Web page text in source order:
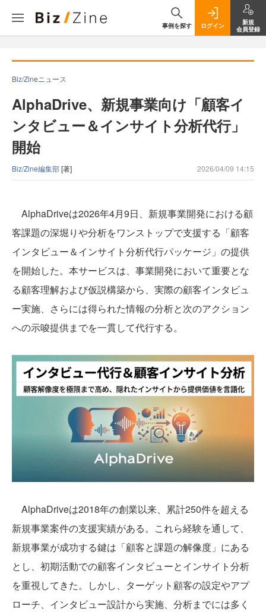
事例を探す ログイン
新規
会員登録
Biz/Zineニュース
AlphaDrive、新規事業向け「顧客イ
ンタビュー＆インサイト分析代行」
開始
Biz/Zine編集部[著] 2026/04/09 14:15
AlphaDriveは2026年4月9日、新規事業開発における顧
客課題の深堀りや分析をワンストップで支援する「顧客
インタビュー＆インサイト分析代行パッケージ」の提供
を開始した。本サービスは、事業開発において重要とな
る顧客理解および仮説構築から、実際の顧客インタビュ
ー実施、さらには得られた情報の分析と次のアクション
への示唆提供までを一貫して代行する。
AlphaDriveは2018年の創業以来、累計250件を超える
新規事業案件の支援実績がある。これら経験を通して、
新規事業が成功する鍵は「顧客と課題の解像度」にある
とし、初期活動での顧客インタビューとインサイト分析
を重視してきた。しかし、ターゲット顧客の設定やアプ
ローチ、インタビュー設計から実施、分析までには多く